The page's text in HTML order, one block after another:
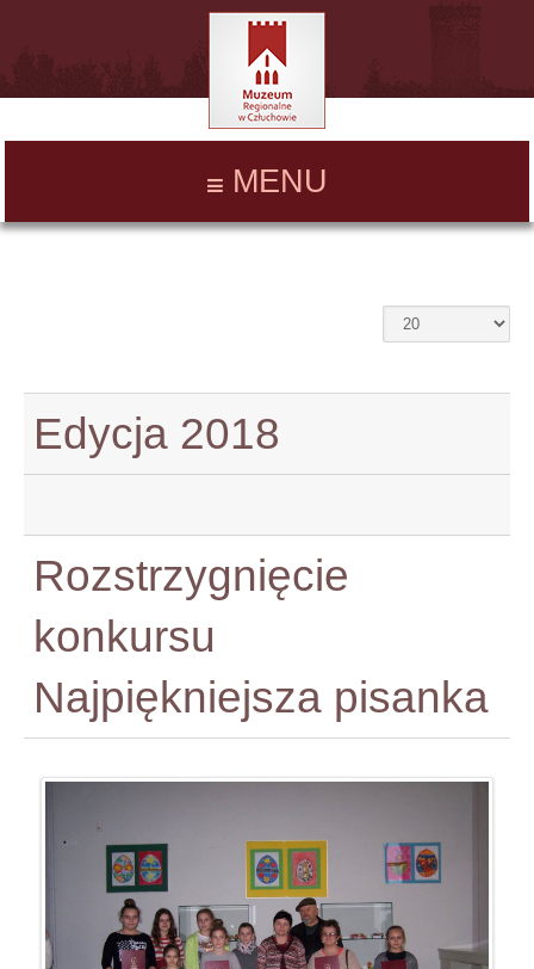
MENU
Edycja 2018
Rozstrzygnięcie
konkursu
Najpiękniejsza pisanka